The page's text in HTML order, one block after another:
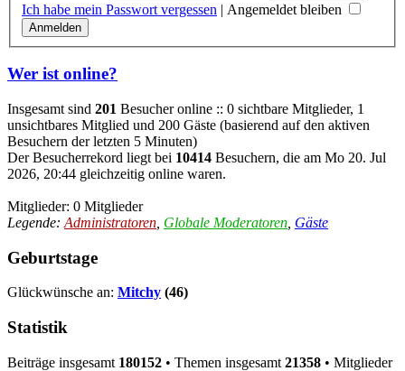
Ich habe mein Passwort vergessen | Angemeldet bleiben
Wer ist online?
Insgesamt sind 201 Besucher online :: 0 sichtbare Mitglieder, 1
unsichtbares Mitglied und 200 Gäste (basierend auf den aktiven
Besuchern der letzten 5 Minuten)
Der Besucherrekord liegt bei 10414 Besuchern, die am Mo 20. Jul
2026, 20:44 gleichzeitig online waren.
Mitglieder: 0 Mitglieder
Legende: Administratoren Globale Moderatoren Gäste
Geburtstage
Glückwünsche an: Mitchy (46)
Statistik
Beiträge insgesamt 180152 • Themen insgesamt 21358 • Mitglieder